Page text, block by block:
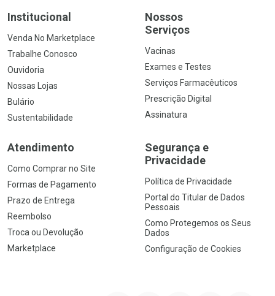
Institucional
Venda No Marketplace
Trabalhe Conosco
Ouvidoria
Nossas Lojas
Bulário
Sustentabilidade
Nossos
Serviços
Vacinas
Exames e Testes
Serviços Farmacêuticos
Prescrição Digital
Assinatura
Atendimento
Como Comprar no Site
Formas de Pagamento
Prazo de Entrega
Reembolso
Troca ou Devolução
Marketplace
Segurança e
Privacidade
Política de Privacidade
Portal do Titular de Dados
Pessoais
Como Protegemos os Seus
Dados
Configuração de Cookies